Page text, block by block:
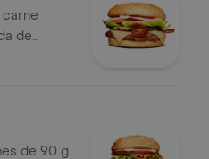
carne
de
de 90 g